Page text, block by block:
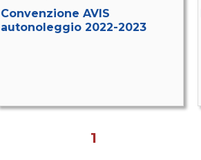
Convenzione AVIS
autonoleggio 2022-2023
1